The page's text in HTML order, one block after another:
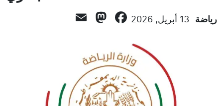
رياضة 13 أبريل, 2026 Facebook
Mastodon